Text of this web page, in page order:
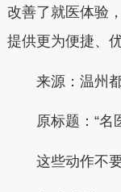
改善了就医体验
提供更为便捷、
来源：温州都
原标题：“名医
这些动作不要